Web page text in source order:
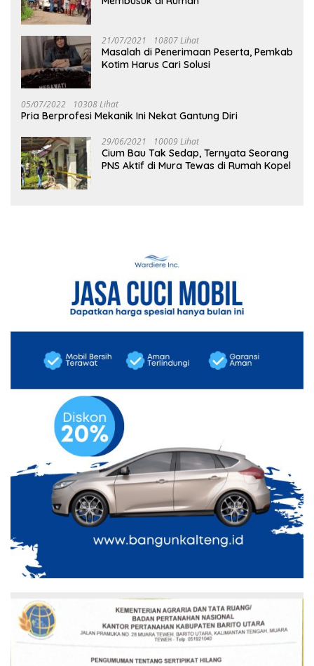
21/07/2021 10807 Lihat
Masalah di Penerimaan Peserta, Pemkab
Kotim Harus Cari Solusi
05/07/2022 10308 Lihat
Pria Berprofesi Mekanik Ini Nekat Gantung Diri
29/06/2021 10009 Lihat
Cium Bau Tak Sedap, Ternyata Seorang
PNS Aktif di Mura Tewas di Rumah Kopel